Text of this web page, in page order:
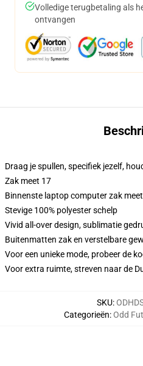
Volledige terugbetaling als
ontvangen
Draag je spullen, specifiek jezelf,
Zak meet 17
Binnenste laptop computer zak
Stevige 100% polyester schelp
Vivid all-over design, sublimatie
Buitenmatten zak en verstelbare
Voor een unieke mode, probeer de
Voor extra ruimte, streven naar de
SKU:
Categorieën:Odd